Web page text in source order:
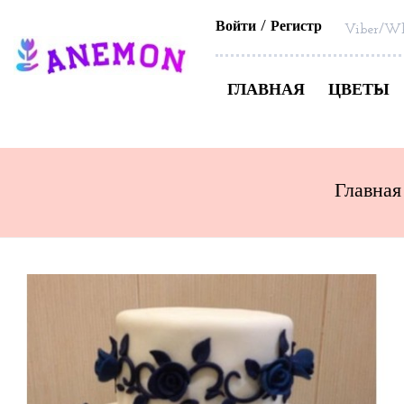
Войти Регистр Viber/
ГЛАВНАЯ ЦВЕТЫ
Главная